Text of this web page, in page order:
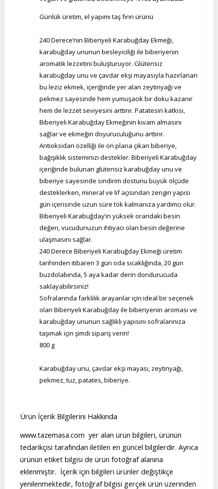
Günlük üretim, el yapımı taş fırın ürünü
240 Derece’nin Biberiyeli Karabuğday Ekmeği,
karabuğday ununun besleyiciliği ile biberiyenin
aromatik lezzetini buluşturuyor. Glütensiz
karabuğday unu ve çavdar ekşi mayasıyla hazırlanan
bu leziz ekmek, içeriğinde yer alan zeytinyağı ve
pekmez sayesinde hem yumuşacık bir doku kazanır
hem de lezzet seviyesini arttırır. Patatesin katkısı,
Biberiyeli Karabuğday Ekmeğinin kıvam almasını
sağlar ve ekmeğin doyuruculuğunu arttırır.
Antioksidan özelliği ile ön plana çıkan biberiye,
bağışıklık sisteminizi destekler. Biberiyeli Karabuğday
içeriğinde bulunan glütensiz karabuğday unu ve
biberiye sayesinde sindirim dostunu büyük ölçüde
desteklerken, mineral ve lif açısından zengin yapısı
gün içerisinde uzun süre tok kalmanıza yardımcı olur.
Biberiyeli Karabuğday’ın yüksek orandaki besin
değeri, vücudunuzun ihtiyacı olan besin değerine
ulaşmasını sağlar.
240 Derece Biberiyeli Karabuğday Ekmeği üretim
tarihinden itibaren 3 gün oda sıcaklığında, 20 gün
buzdolabında, 5 aya kadar derin dondurucuda
saklayabilirsiniz!
Sofralarında farklılık arayanlar için ideal bir seçenek
olan Biberiyeli Karabuğday ile biberiyenin aroması ve
karabuğday ununun sağlıklı yapısını sofralarınıza
taşımak için şimdi sipariş verin!
800 g
Karabuğday unu, çavdar ekşi mayası, zeytinyağı,
pekmez, tuz, patates, biberiye.
Ürün İçerik Bilgilerini Hakkında
www.tazemasa.com yer alan ürün bilgileri, ürünün
tedarikçisi tarafından iletilen en güncel bilgilerdir. Ayrıca
ürünün etiket bilgisi de ürün fotoğraf alanına
eklenmiştir. İçerik için bilgileri ürünler değiştikçe
yenilenmektedir, fotoğraf bilgisi gerçek ürün üzerinden